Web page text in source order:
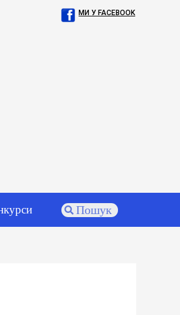
МИ У FACEBOOK